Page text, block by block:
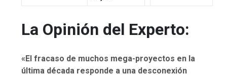
La Opinión del Experto:
«El fracaso de muchos mega-proyectos en la
última década responde a una desconexión